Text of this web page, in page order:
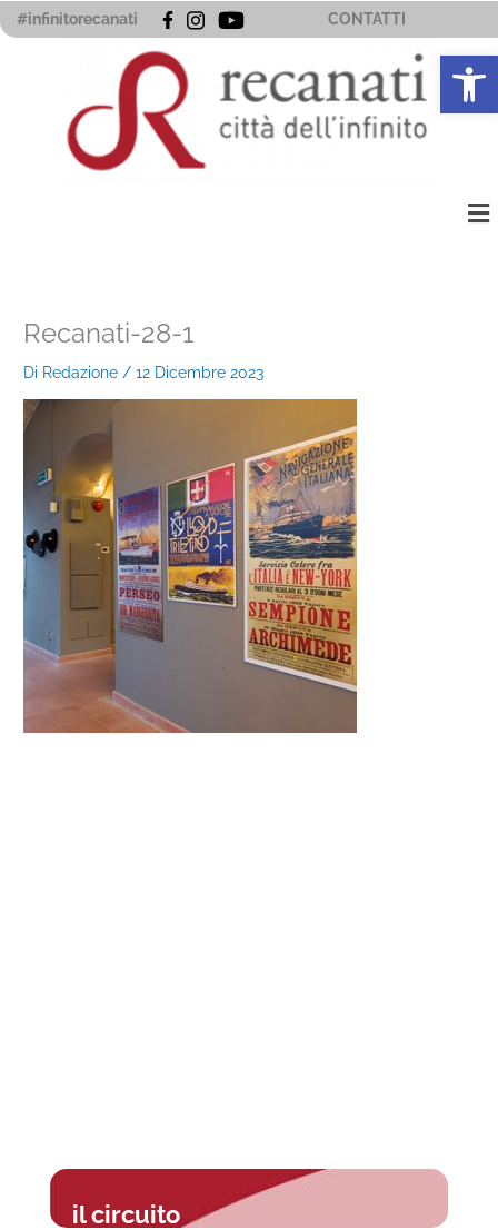
Vai
al
#infinitorecanati CONTATTI
Recanati-28-1
Di Redazione /12 Dicembre 2023
il circuito
Apri la